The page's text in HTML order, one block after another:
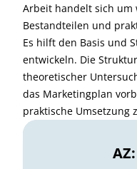
Arbeit handelt sich um
Bestandteilen und
Es hilft den Basis und
entwickeln. Die
theoretischer
das Marketingplan
praktische Umsetzung